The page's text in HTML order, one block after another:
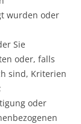
wurden oder
Sie
oder, falls
sind, Kriterien
oder